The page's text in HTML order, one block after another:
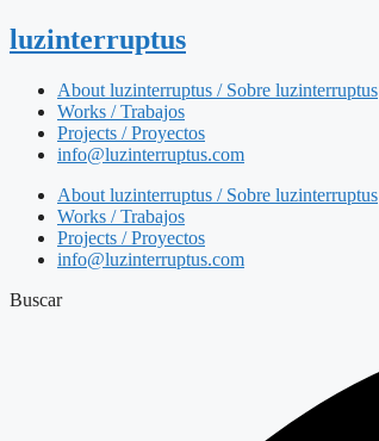
luzinterruptus
About luzinterruptus / Sobre luzinterruptus
Works / Trabajos
Projects / Proyectos
info@luzinterruptus.com
About luzinterruptus / Sobre luzinterruptus
Works / Trabajos
Projects / Proyectos
info@luzinterruptus.com
Buscar